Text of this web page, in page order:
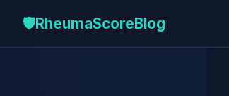
🛡️RheumaScoreBlog